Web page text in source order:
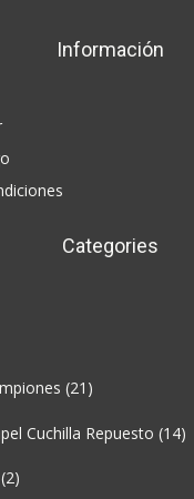
Información
Categories
(21)
Cuchilla Repuesto (14)
(2)